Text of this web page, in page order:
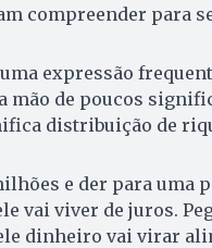
compreender para
expressão
mão de poucos
distribuição de
e der para
vai viver de juros.
dinheiro vai virar